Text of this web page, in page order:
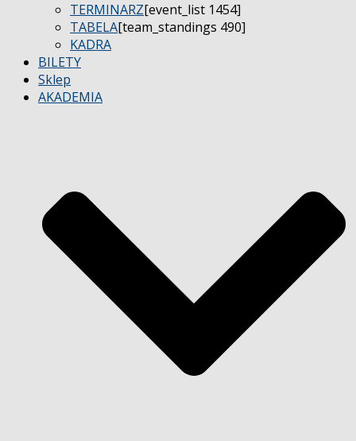
TERMINARZ[event_list 1454]
TABELA[team_standings 490]
KADRA
BILETY
Sklep
AKADEMIA